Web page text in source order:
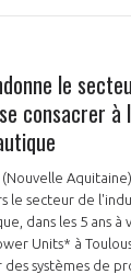
le
consacrer à
(Nouvelle
le secteur de
dans les 5 ans à
Units* à
des systèmes de